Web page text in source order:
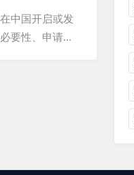
该机构就不会
中国开启或发
要性、申请流